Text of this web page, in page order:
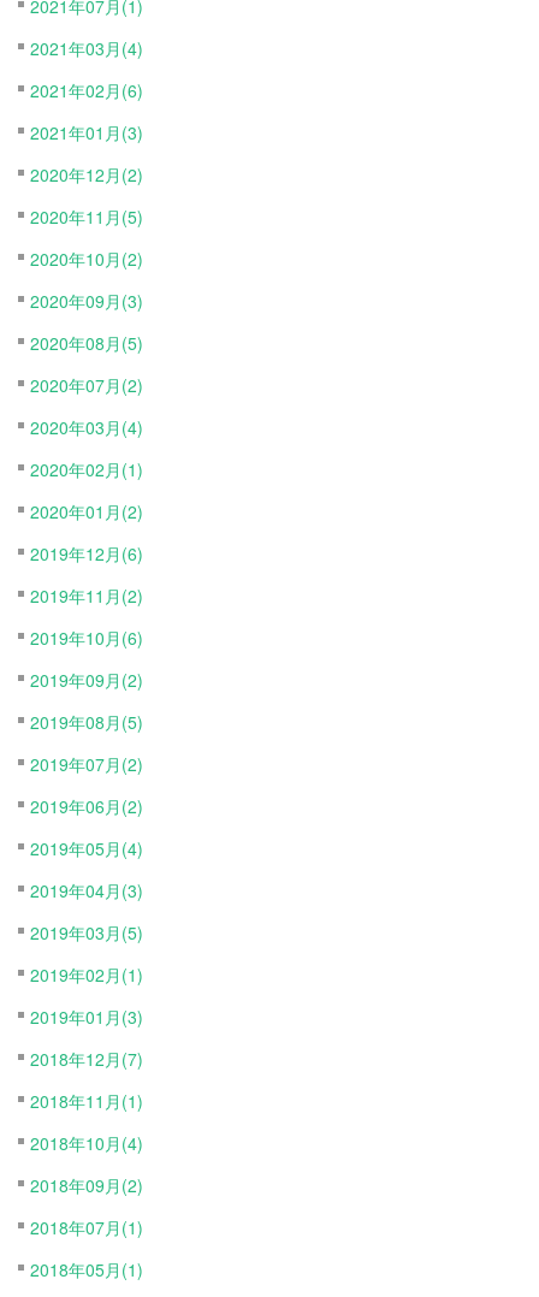
2021年07月(1)
2021年03月(4)
2021年02月(6)
2021年01月(3)
2020年12月(2)
2020年11月(5)
2020年10月(2)
2020年09月(3)
2020年08月(5)
2020年07月(2)
2020年03月(4)
2020年02月(1)
2020年01月(2)
2019年12月(6)
2019年11月(2)
2019年10月(6)
2019年09月(2)
2019年08月(5)
2019年07月(2)
2019年06月(2)
2019年05月(4)
2019年04月(3)
2019年03月(5)
2019年02月(1)
2019年01月(3)
2018年12月(7)
2018年11月(1)
2018年10月(4)
2018年09月(2)
2018年07月(1)
2018年05月(1)